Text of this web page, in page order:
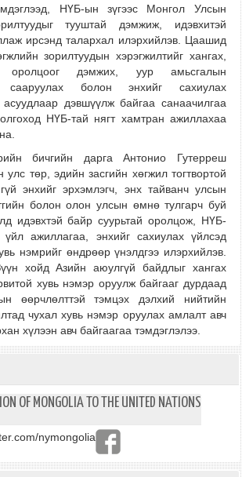
НҮБ-ын зүгээс Монгол Улсын
тууштай дэмжиж, идэвхитэй
ирсэнд талархал илэрхийлэв. Цаашид
зорилтуудын хэрэгжилтийг хангах,
оролцоог дэмжих, уур амьсгалын
сааруулах болон энхийг сахиулах
дэвшүүлж байгаа санаачилгаа
НҮБ-тай нягт хамтран ажиллахаа
бичгийн дарга Антонио Гутерреш
төр, эдийн засгийн хөгжил тогтвортой
энхийг эрхэмлэгч, энх тайванч улсын
болон олон улсын өмнө тулгарч буй
идэвхтэй байр суурьтай оролцож, НҮБ-
ажиллагаа, энхийг сахиулах үйлсэд
нэмрийг өндрөөр үнэлдгээ илэрхийлэв.
хойд Азийн аюулгүй байдлыг хангах
хувь нэмэр оруулж байгааг дурдаад
өөрчлөлттэй тэмцэх дэлхий нийтийн
чухал хувь нэмэр оруулах амлалт авч
хүлээн авч байгаагаа тэмдэглэлээ.
OF MONGOLIA TO THE UNITED NATIONS
nymongolia